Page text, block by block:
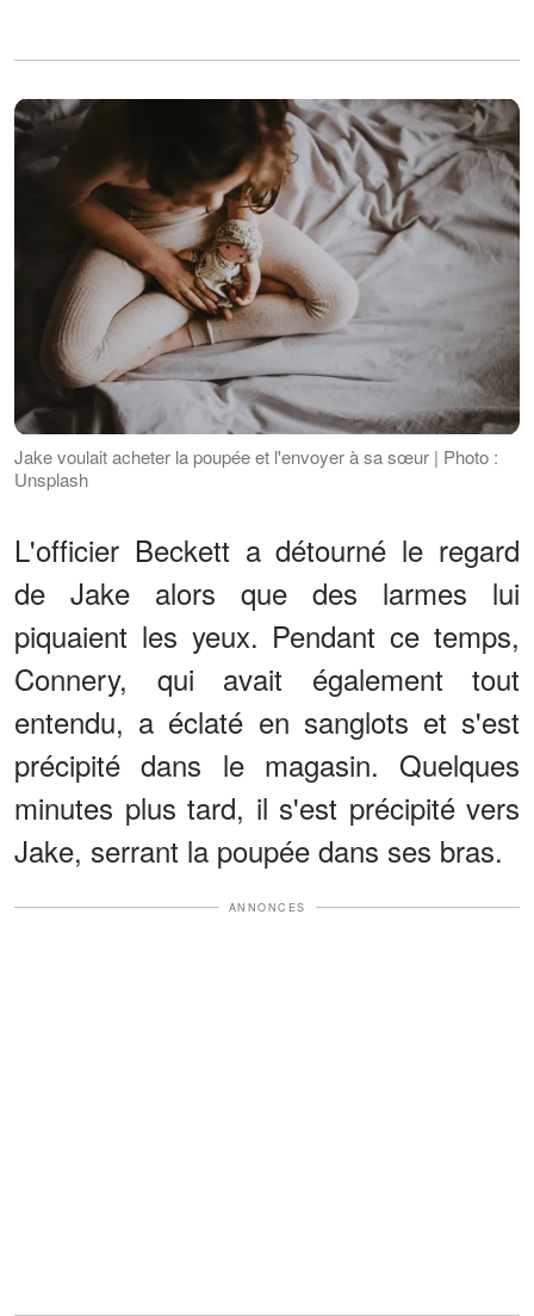
Jake voulait acheter la poupée et l'envoyer à sa sœur | Photo :
Unsplash
L'officier Beckett a détourné le regard
de Jake alors que des larmes lui
piquaient les yeux. Pendant ce temps,
Connery, qui avait également tout
entendu, a éclaté en sanglots et s'est
précipité dans le magasin. Quelques
minutes plus tard, il s'est précipité vers
Jake, serrant la poupée dans ses bras.
ANNONCES